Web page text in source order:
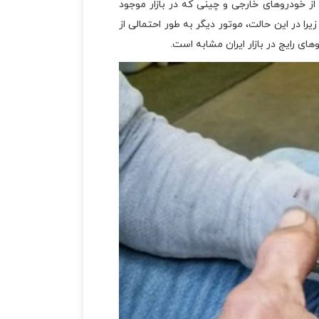
خودروهای خارجی و چینی که در بازار موجود
در این حالت، موتور دیگر به طور احتمالی از
رایج در بازار ایران مشابه است.